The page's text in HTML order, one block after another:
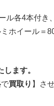
ル各4本付き
ホイール ＝
ます。
で買取り 】さ